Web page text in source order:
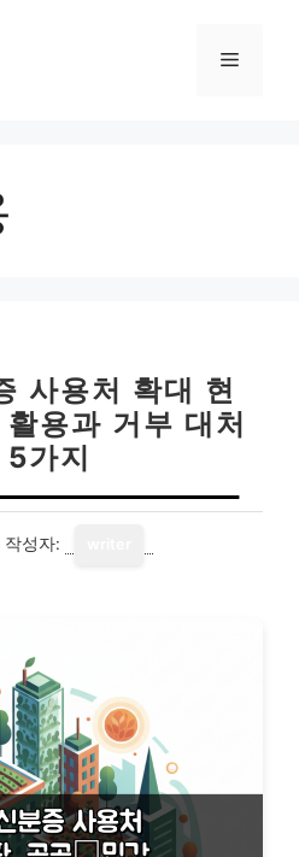
메
사용처 확대 현
용과 거부 대처
5가지
작성자: